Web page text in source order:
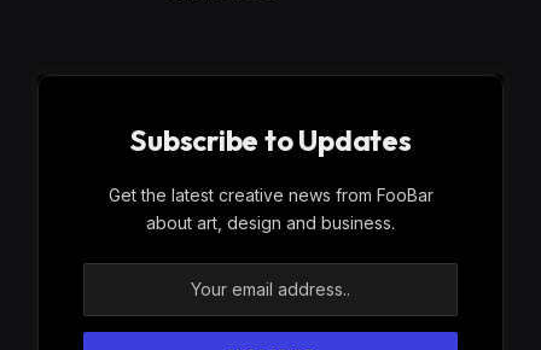
Subscribe to Updates
Get the latest creative news from FooBar
about art, design and business.